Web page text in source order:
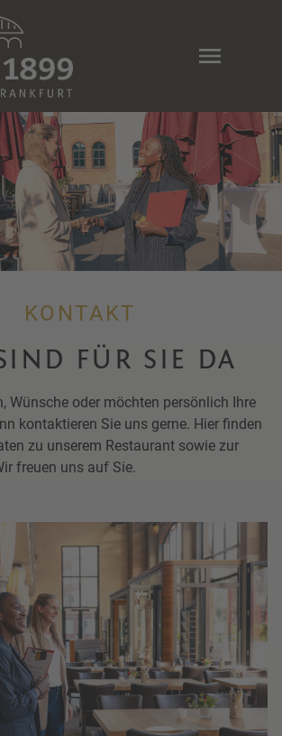
KONTAKT
FÜR SIE DA
Wünsche oder möchten persönlich Ihre
kontaktieren Sie uns gerne. Hier finden
zu unserem Restaurant sowie zur
freuen uns auf Sie.